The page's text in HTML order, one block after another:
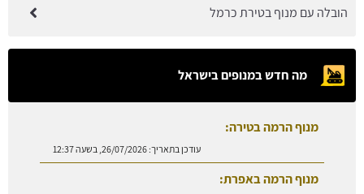
הובלה עם מנוף בטירת כרמל
מה חדש במנופים בישראל
מנוף הרמה בטירה:
עודכן בתאריך:26/07/2026, בשעה 12:37
מנוף הרמה באפרת: